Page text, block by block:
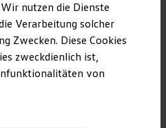
nutzen die Dienste
Verarbeitung solcher
Zwecken. Diese Cookies
zweckdienlich ist,
von